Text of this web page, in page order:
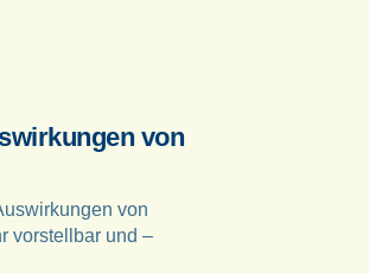
von
von
vorstellbar und –